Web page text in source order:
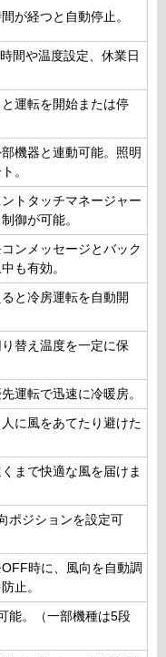
が経つと自動停止。
間や温度設定、休業日
運転を開始または停
機器と連動可能。照明
。
トタッチマネージャー
御が可能。
ンメッセージとバック
も有効。
と冷房運転を自動開
替え温度を一定に保
運転で迅速に冷暖房。
に風をあてたり避けた
まで快適な風を届けま
ポジションを設定可
時に、風向を自動調
止。
能。（一部機種は5段